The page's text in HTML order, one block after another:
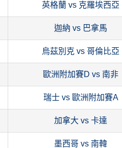
英格蘭 vs 克羅埃西亞
迦納 vs 巴拿馬
烏茲別克 vs 哥倫比亞
歐洲附加賽D vs 南非
瑞士 vs 歐洲附加賽A
加拿大 vs 卡達
墨西哥 vs 南韓